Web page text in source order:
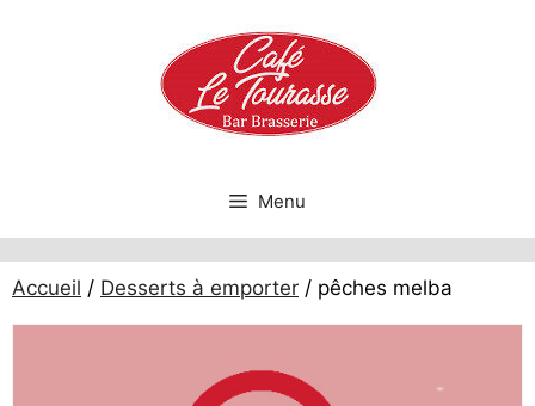
Menu
Accueil / Desserts à emporter / pêches melba